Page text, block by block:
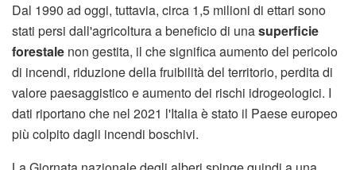
Dal 1990 ad oggi, tuttavia, circa 1,5 milioni di ettari sono
stati persi dall'agricoltura a beneficio di unasuperficie
forestale non gestita, il che significa aumento del pericolo
di incendi, riduzione della fruibilità del territorio, perdita di
valore paesaggistico e aumento dei rischi idrogeologici. I
dati riportano che nel 2021 l'Italia è stato il Paese europeo
più colpito dagli incendi boschivi.